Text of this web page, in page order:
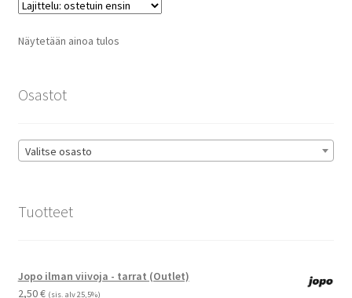
Näytetään ainoa tulos
Osastot
Valitse osasto
Tuotteet
Jopo ilman viivoja - tarrat (Outlet)
2,50€ (sis. alv 25,5%)